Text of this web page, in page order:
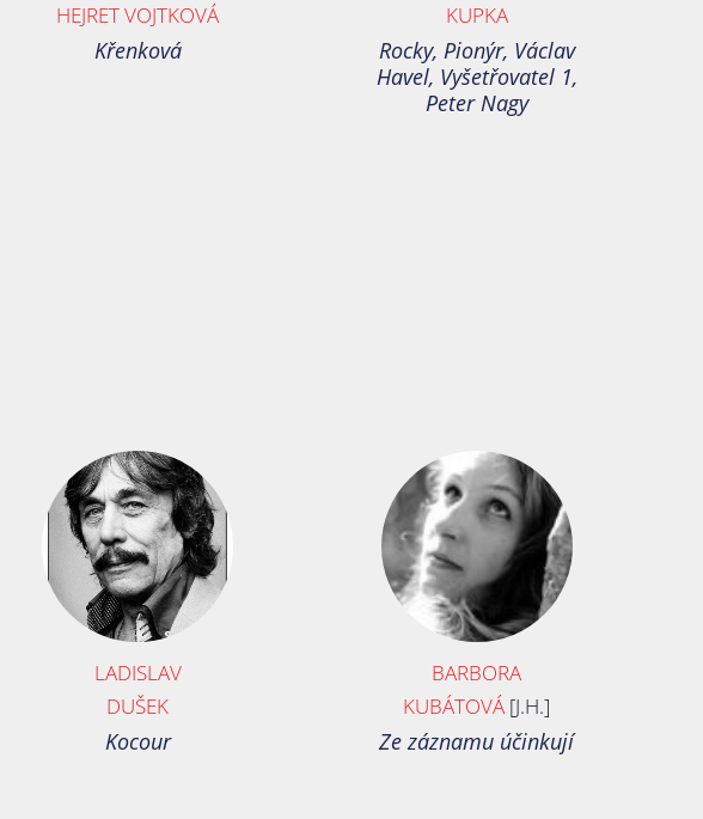
HEJRET VOJTKOVÁ
Křenková
KUPKA
Rocky, Pionýr, Václav
Havel, Vyšetřovatel 1,
Peter Nagy
LADISLAV
DUŠEK
Kocour
BARBORA
KUBÁTOVÁ [J.H.]
Ze záznamu účinkují